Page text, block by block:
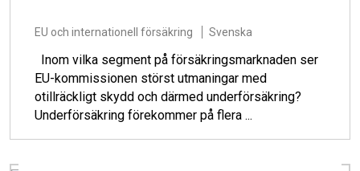
EU och internationell försäkring Svenska
Inom vilka segment på försäkringsmarknaden ser
EU-kommissionen störst utmaningar med
otillräckligt skydd och därmed underförsäkring?
Underförsäkring förekommer på flera ...